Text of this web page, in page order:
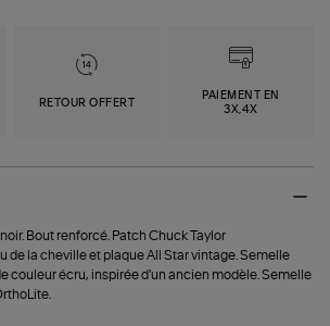
RETOUR OFFERT
PAIEMENT EN
3X,4X
Bout renforcé. Patch Chuck Taylor
de la cheville et plaque All Star vintage. Semelle
couleur écru, inspirée d'un ancien modèle. Semelle